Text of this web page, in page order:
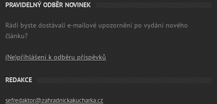
PRAVIDELNÝ ODBĚR NOVINEK
Rádi byste dostávali e-mailové upozornění po vydání nového
článku?
(Ne)přihlášení k odběru příspěvků
REDAKCE
sefredaktor@zahradnickakucharka.cz